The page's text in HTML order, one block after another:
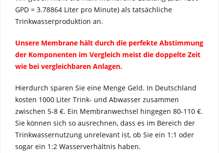
GPD = 3.78864 Liter pro Minute) als tatsächliche
Trinkwasserproduktion an.
Unsere Membrane hält durch die perfekte Abstimmung
der Komponenten im Vergleich meist die doppelte Zeit
wie bei vergleichbaren Anlagen.
Hierdurch sparen Sie eine Menge Geld. In Deutschland
kosten 1000 Liter Trink- und Abwasser zusammen
zwischen 5-8 €. Ein Membranwechsel hingegen 80-110 €.
Sie können sich so ausrechnen, dass es im Bereich der
Trinkwassernutzung unrelevant ist, ob Sie ein 1:1 oder
sogar ein 1:2 Wasserverhältnis haben.